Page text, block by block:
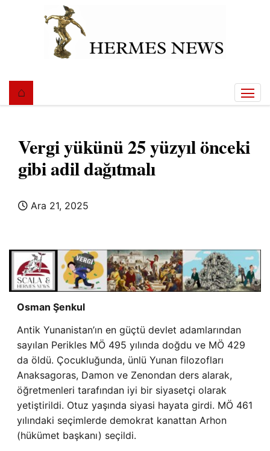
Vergi yükünü 25 yüzyıl önceki
gibi adil dağıtmalı
Ara 21, 2025
Osman Şenkul
Antik Yunanistan’ın en güçtü devlet adamlarından
sayılan Perikles MÖ 495 yılında doğdu ve MÖ 429
da öldü. Çocukluğunda, ünlü Yunan filozofları
Anaksagoras, Damon ve Zenondan ders alarak,
öğretmenleri tarafından iyi bir siyasetçi olarak
yetiştirildi. Otuz yaşında siyasi hayata girdi. MÖ 461
yılındaki seçimlerde demokrat kanattan Arhon
(hükümet başkanı) seçildi.